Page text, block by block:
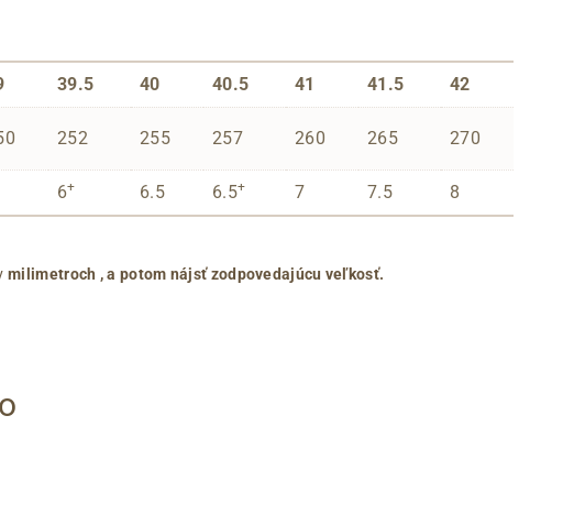
39.5 40 40.5 41 41.5 42
252 255 257 260 265 270
6+ 6.5 6.5+ 7 7.5 8
milimetroch , a potom nájsť zodpovedajúcu veľkosť.